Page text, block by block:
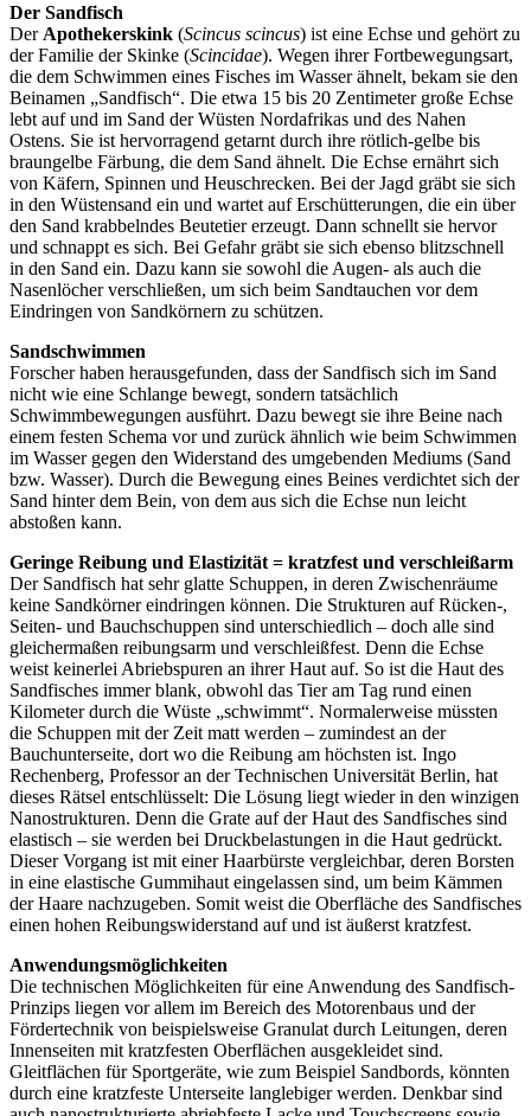
Der Sandfisch
Der Apothekerskink (Scincus scincus) ist eine Echse und gehört zu
der Familie der Skinke (Scincidae). Wegen ihrer Fortbewegungsart,
die dem Schwimmen eines Fisches im Wasser ähnelt, bekam sie den
Beinamen „Sandfisch“. Die etwa 15 bis 20 Zentimeter große Echse
lebt auf und im Sand der Wüsten Nordafrikas und des Nahen
Ostens. Sie ist hervorragend getarnt durch ihre rötlich-gelbe bis
braungelbe Färbung, die dem Sand ähnelt. Die Echse ernährt sich
von Käfern, Spinnen und Heuschrecken. Bei der Jagd gräbt sie sich
in den Wüstensand ein und wartet auf Erschütterungen, die ein über
den Sand krabbelndes Beutetier erzeugt. Dann schnellt sie hervor
und schnappt es sich. Bei Gefahr gräbt sie sich ebenso blitzschnell
in den Sand ein. Dazu kann sie sowohl die Augen- als auch die
Nasenlöcher verschließen, um sich beim Sandtauchen vor dem
Eindringen von Sandkörnern zu schützen.
Sandschwimmen
Forscher haben herausgefunden, dass der Sandfisch sich im Sand
nicht wie eine Schlange bewegt, sondern tatsächlich
Schwimmbewegungen ausführt. Dazu bewegt sie ihre Beine nach
einem festen Schema vor und zurück ähnlich wie beim Schwimmen
im Wasser gegen den Widerstand des umgebenden Mediums (Sand
bzw. Wasser). Durch die Bewegung eines Beines verdichtet sich der
Sand hinter dem Bein, von dem aus sich die Echse nun leicht
abstoßen kann.
Geringe Reibung und Elastizität = kratzfest und verschleißarm
Der Sandfisch hat sehr glatte Schuppen, in deren Zwischenräume
keine Sandkörner eindringen können. Die Strukturen auf Rücken-,
Seiten- und Bauchschuppen sind unterschiedlich – doch alle sind
gleichermaßen reibungsarm und verschleißfest. Denn die Echse
weist keinerlei Abriebspuren an ihrer Haut auf. So ist die Haut des
Sandfisches immer blank, obwohl das Tier am Tag rund einen
Kilometer durch die Wüste „schwimmt“. Normalerweise müssten
die Schuppen mit der Zeit matt werden – zumindest an der
Bauchunterseite, dort wo die Reibung am höchsten ist. Ingo
Rechenberg, Professor an der Technischen Universität Berlin, hat
dieses Rätsel entschlüsselt: Die Lösung liegt wieder in den winzigen
Nanostrukturen. Denn die Grate auf der Haut des Sandfisches sind
elastisch – sie werden bei Druckbelastungen in die Haut gedrückt.
Dieser Vorgang ist mit einer Haarbürste vergleichbar, deren Borsten
in eine elastische Gummihaut eingelassen sind, um beim Kämmen
der Haare nachzugeben. Somit weist die Oberfläche des Sandfisches
einen hohen Reibungswiderstand auf und ist äußerst kratzfest.
Anwendungsmöglichkeiten
Die technischen Möglichkeiten für eine Anwendung des Sandfisch-
Prinzips liegen vor allem im Bereich des Motorenbaus und der
Fördertechnik von beispielsweise Granulat durch Leitungen, deren
Innenseiten mit kratzfesten Oberflächen ausgekleidet sind.
Gleitflächen für Sportgeräte, wie zum Beispiel Sandbords, könnten
durch eine kratzfeste Unterseite langlebiger werden. Denkbar sind